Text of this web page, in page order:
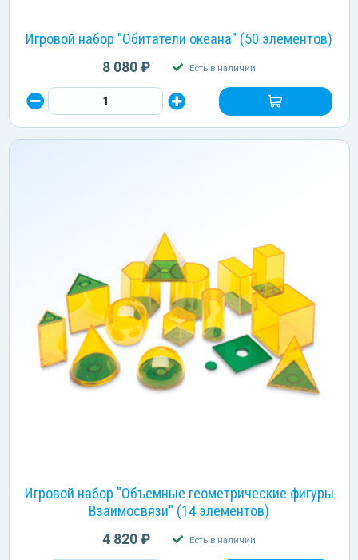
Игровой набор "Обитатели океана" (50 элементов)
8 080 ₽ Есть в наличии
Игровой набор "Объемные геометрические фигуры
Взаимосвязи" (14 элементов)
4 820 ₽ Есть в наличии